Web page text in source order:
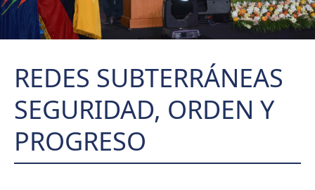
REDES SUBTERRÁNEAS
SEGURIDAD, ORDEN Y
PROGRESO